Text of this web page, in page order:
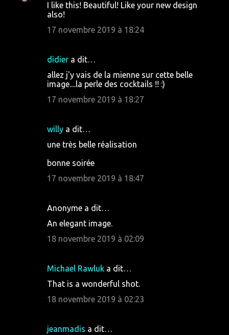
I like this! Beautiful! Like your new design
also!
17 novembre 2019 à 18:24
didier a dit…
allez j'y vais de la mienne sur cette belle
image....la perle des cocktails !! :)
17 novembre 2019 à 18:27
willy a dit…
une très belle réalisation
bonne soirée
17 novembre 2019 à 18:47
Anonyme a dit…
An elegant image.
18 novembre 2019 à 02:09
Michael Rawluk a dit…
That is a wonderful shot.
18 novembre 2019 à 02:23
jeanmadis a dit…